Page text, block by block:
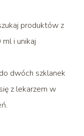
produktów z
i unikaj
dwóch szklanek
z lekarzem w